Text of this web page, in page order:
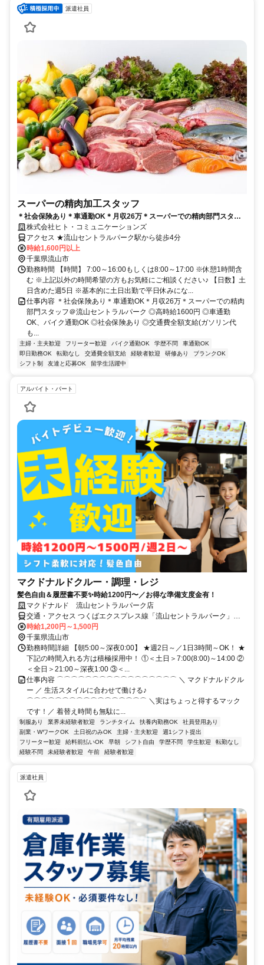
派遣社員
スーパーの精肉加工スタッフ
＊社会保険あり＊車通勤OK＊月収26万＊スーパーでの精肉部門スタッ
フ＠流山セントラルパーク
株式会社ヒト・コミュニケーションズ
アクセス ★流山セントラルパーク駅から徒歩4分
時給1,600円以上
千葉県流山市
勤務時間 【時間】 7:00～16:00もしくは8:00～17:00 ※休憩1時間含
む ※上記以外の時間希望の方もお気軽にご相談ください♪ 【日数】土
日含めた週5日 ※基本的に土日出勤で平日休みにな...
仕事内容 ＊社会保険あり＊車通勤OK＊月収26万＊スーパーでの精肉
部門スタッフ＠流山セントラルパーク ◎高時給1600円 ◎車通勤
OK、バイク通勤OK ◎社会保険あり ◎交通費全額支給(ガソリン代
も...
主婦・主夫歓迎 フリーター歓迎 バイク通勤OK 学歴不問
車通勤OK
即日勤務OK
転勤なし 交通費全額支給 経験者歓迎 研修あり
ブランクOK
シフト制
友達と応募OK 留学生活躍中
アルバイト・パート
マクドナルドクルー・調理・レジ
髪色自由＆履歴書不要✨時給1200円〜／お得な準備支度金有！
マクドナルド 流山セントラルパーク店
交通・アクセス つくばエクスプレス線「流山セントラルパーク」駅
～徒歩5分
時給1,200円～1,500円
千葉県流山市
勤務時間詳細 【朝5:00～深夜0:00】 ★週2日～／1日3時間～OK！ ★
下記の時間入れる方は積極採用中！ ①＜土日＞7:00(8:00)～14:00 ②
＜全日＞21:00～深夜1:00 ③＜...
仕事内容 ⌒⌒⌒⌒⌒⌒⌒⌒⌒⌒⌒⌒⌒⌒⌒⌒⌒ ＼ マクドナルドクル
ー ／ 生活スタイルに合わせて働ける♪
⌒⌒⌒⌒⌒⌒⌒⌒⌒⌒⌒⌒⌒⌒⌒⌒⌒ ＼実はちょっと得するマック
です！／ 着替え時間も無駄に...
制服あり 業界未経験者歓迎 ランチタイム 扶養内勤務OK
社員登用あり
副業・WワークOK
土日祝のみOK 主婦・主夫歓迎
週1シフト提出
フリーター歓迎
給料前払いOK 早朝 シフト自由 学歴不問 学生歓迎
転勤なし
経験不問
未経験者歓迎 午前 経験者歓迎
派遣社員